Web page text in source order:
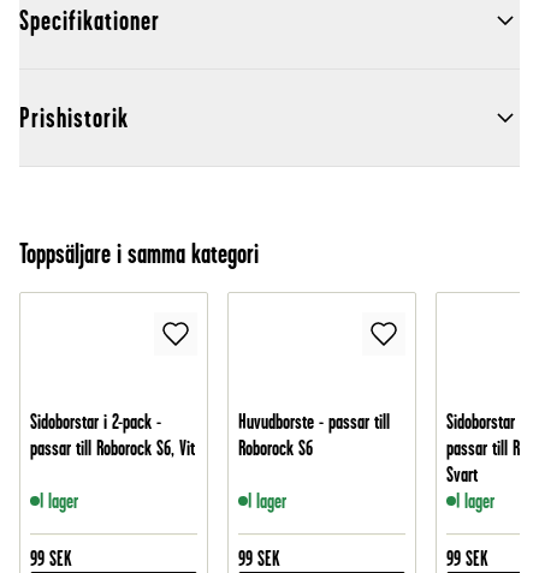
Specifikationer
Prishistorik
Toppsäljare i samma kategori
Sidoborstar i 2-pack -
passar till Roborock S6, Vit
I lager
99 SEK
Huvudborste - passar till
Roborock S6
I lager
99 SEK
Sidoborstar i
passar till
Svart
I lager
99 SEK